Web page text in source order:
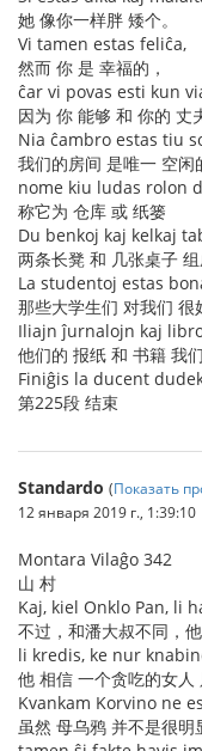
她 像你一样胖 矮个。
Vi tamen estas feliĉa,
然而 你 是 幸福的，
ĉar vi povas esti kun
因为 你 能够 和 你的 丈
Nia ĉambro estas tiu
我们的房间 是唯一 空闲
nome kiu ludas rolon
称它为 仓库 或 纸篓
Du benkoj kaj kelkaj
两条长凳 和 几张桌子 组
La studentoj estas
那些大学生们 对我们 很
Iliajn ĵurnalojn kaj
他们的 报纸 和 书籍 我
Finiĝis la ducent
第225段 结束
Standardo (Показать
12 января 2019 г., 1:39:10
Montara Vilaĝo 342
山 村
Kaj, kiel Onklo Pan, li
不过，和潘大叔不同，
li kredis, ke nur
他 相信 一个贪吃的女人
Kvankam Korvino ne
虽然 母乌鸦 并不是很明